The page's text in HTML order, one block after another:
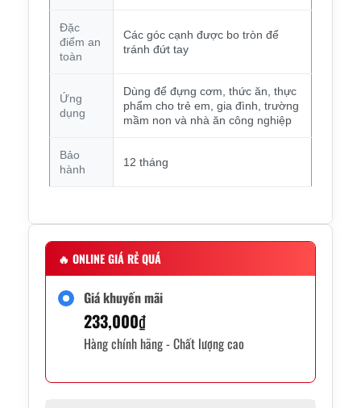
Đặc
điểm an
toàn
Các góc cạnh được bo tròn để
tránh đứt tay
Ứng
dụng
Dùng để đựng cơm, thức ăn, thực
phẩm cho trẻ em, gia đình, trường
mầm non và nhà ăn công nghiệp
Bảo
hành
12 tháng
🔥 ONLINE GIÁ RẺ QUÁ
Giá khuyến mãi
233,000₫
Hàng chính hãng - Chất lượng cao